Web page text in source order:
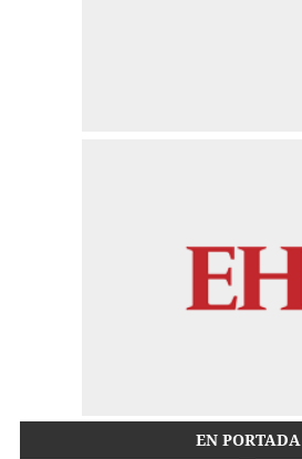
EN PORTADA